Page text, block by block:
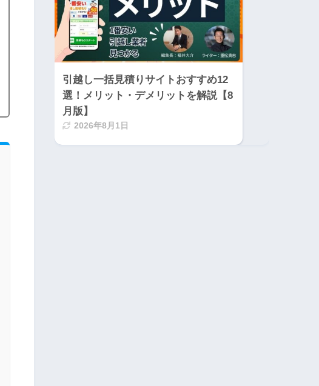
引越し一括見積りサイトおすすめ12
選！メリット・デメリットを解説【8
月版】
2026年8月1日